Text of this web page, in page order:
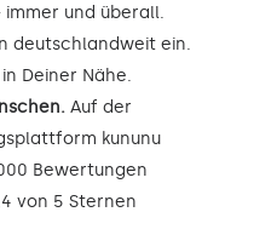
und überall.
deutschlandweit ein.
Deiner Nähe.
Auf der
kununu
Bewertungen
von 5 Sternen